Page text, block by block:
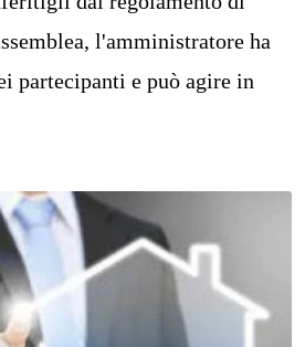
l'amministratore ha
partecipanti e può agire in